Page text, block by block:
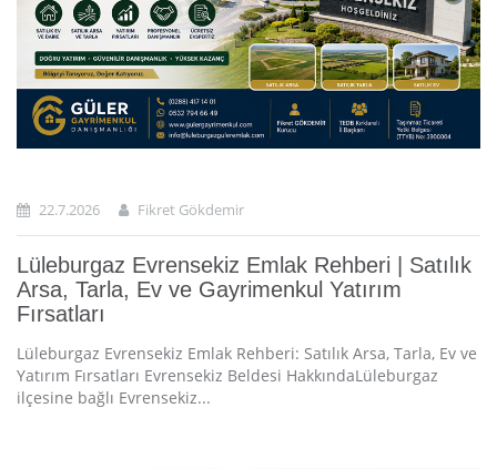
22.7.2026 Fikret Gökdemir
Lüleburgaz Evrensekiz Emlak Rehberi | Satılık
Arsa, Tarla, Ev ve Gayrimenkul Yatırım
Fırsatları
Lüleburgaz Evrensekiz Emlak Rehberi: Satılık Arsa, Tarla, Ev ve
Yatırım Fırsatları Evrensekiz Beldesi HakkındaLüleburgaz
ilçesine bağlı Evrensekiz...